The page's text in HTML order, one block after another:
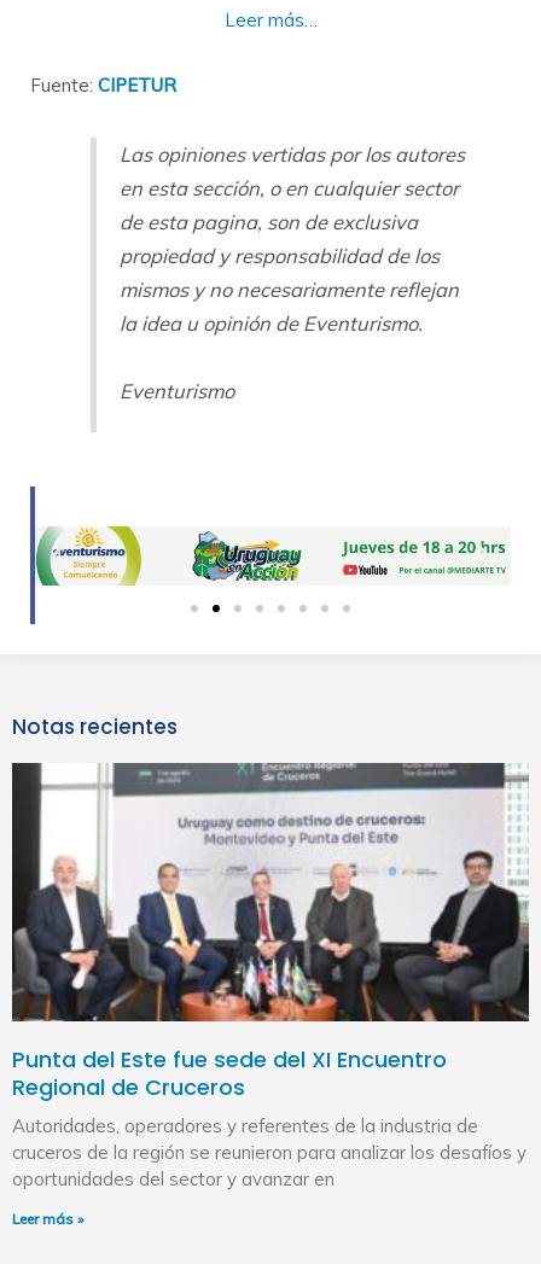
Leer más…
Fuente: CIPETUR
Las opiniones vertidas por los autores
en esta sección, o en cualquier sector
de esta pagina, son de exclusiva
propiedad y responsabilidad de los
mismos y no necesariamente reflejan
la idea u opinión de Eventurismo.
Eventurismo
Previous
slide
Next
slide
Notas recientes
Punta del Este fue sede del XI Encuentro
Regional de Cruceros
Autoridades, operadores y referentes de la industria de
cruceros de la región se reunieron para analizar los desafíos y
oportunidades del sector y avanzar en
Leer más »